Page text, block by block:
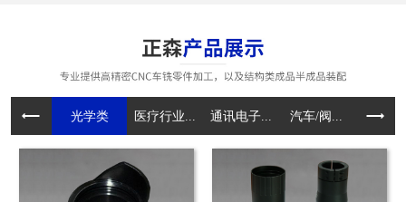
光学类 医疗行业... 通讯电子... 汽车/阀... 电动工